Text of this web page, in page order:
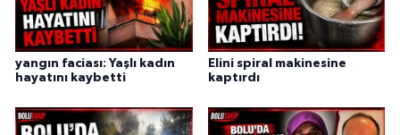
yangın faciası: Yaşlı kadın
hayatını kaybetti
Elini spiral makinesine
kaptırdı